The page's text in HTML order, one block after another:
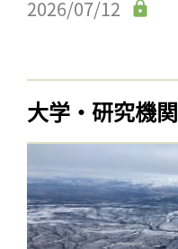
2026/07/12
大学・研究機関